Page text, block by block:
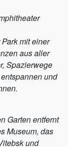
mit einer
aus aller
Spazierwege
und
Garten entfernt
Museum, das
und